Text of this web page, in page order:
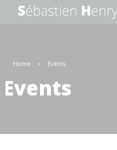
Home Events
Events